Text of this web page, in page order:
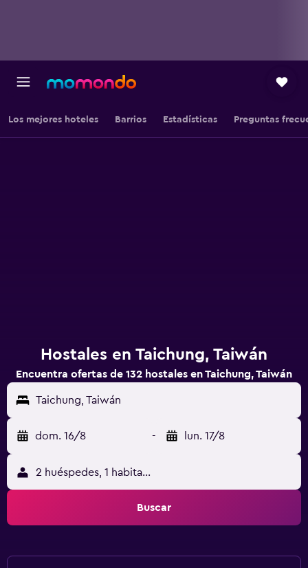
Los mejores hoteles Barrios Estadísticas Preguntas
Hostales en Taichung, Taiwán
Encuentra ofertas de 132 hostales en Taichung, Taiwán
Taichung, Taiwán
dom. 16/8 - lun. 17/8
2 huéspedes, 1 habitación
Buscar